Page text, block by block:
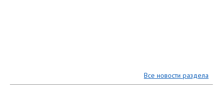
Все новости раздела